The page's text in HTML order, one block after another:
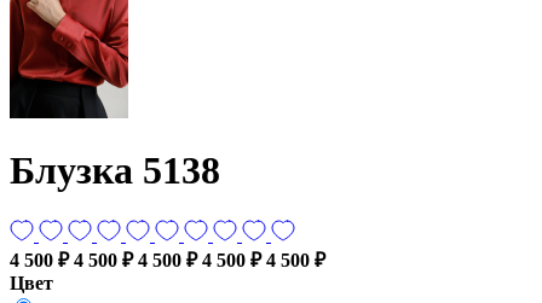
Блузка 5138
4 500 ₽ 4 500 ₽ 4 500 ₽ 4 500 ₽ 4 500 ₽
Цвет